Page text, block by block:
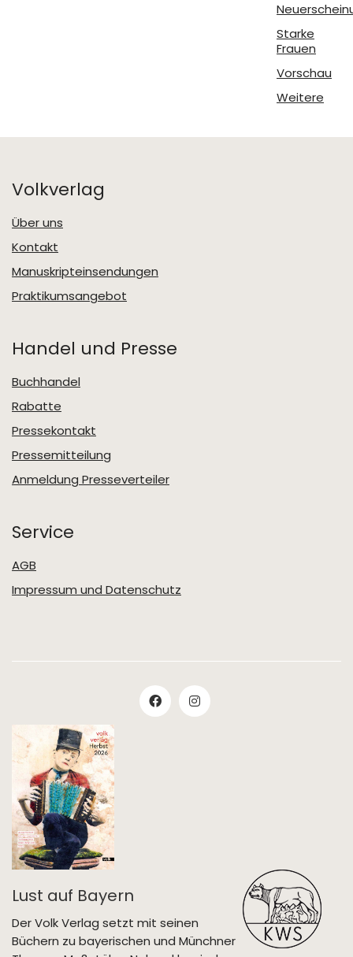
Starke
Frauen
Vorschau
Weitere
Volkverlag
Über uns
Kontakt
Manuskripteinsendungen
Praktikumsangebot
Handel und Presse
Buchhandel
Rabatte
Pressekontakt
Pressemitteilung
Anmeldung Presseverteiler
Service
AGB
Impressum und Datenschutz
Lust auf Bayern
Der Volk Verlag setzt mit seinen
Büchern zu bayerischen und Münchner